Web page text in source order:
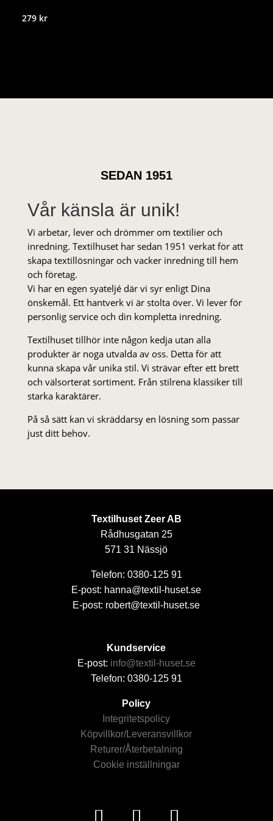
279 kr
SEDAN 1951
Vår känsla är unik!
Vi arbetar, lever och drömmer om textilier och
inredning. Textilhuset har sedan 1951 verkat för att
skapa textillösningar och vacker inredning till hem
och företag.
Vi har en egen syateljé där vi syr enligt Dina
önskemål. Ett hantverk vi är stolta över. Vi lever för
personlig service och din kompletta inredning.
Textilhuset tillhör inte någon kedja utan alla
produkter är noga utvalda av oss. Detta för att
kunna skapa vår unika stil. Vi strä­var efter ett brett
och välsorterat sor­ti­ment. Från stil­rena klas­siker till
starka karaktärer.
På så sätt kan vi skräddarsy en lösning som passar
just ditt behov.
Textilhuset Zeer AB
Rådhusgatan 25
571 31 Nässjö
Telefon: 0380-125 91
E-post: hanna@textil-huset.se
E-post: robert@textil-huset.se
Kundservice
E-post: info@textil-huset.se
Telefon: 0380-125 91
Policy
Integritetspolicy
Köpvillkor/Leveransvillkor
Returer/Återbetalning
Cookie inställningar